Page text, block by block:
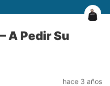
A Pedir Su
hace 3 años